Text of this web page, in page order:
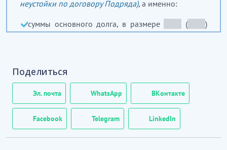
неустойки по договору Подряда), а именно:
суммы основного долга, в размере
(_____ )
убытков, в размере
суммы государственной пошлины, в
размере_____ _____) тенге;
суммы, затраченной на расходы по оплате услуг
представителя Истца, в
Поделиться
Эл. почта WhatsApp ВКонтакте
Facebook Telegram LinkedIn